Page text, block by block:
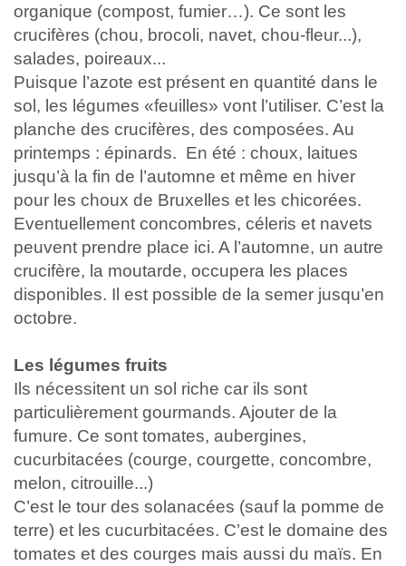
organique (compost, fumier…). Ce sont les
crucifères (chou, brocoli, navet, chou-fleur...),
salades, poireaux...
Puisque l’azote est présent en quantité dans le
sol, les légumes «feuilles» vont l’utiliser. C’est la
planche des crucifères, des composées. Au
printemps : épinards. En été : choux, laitues
jusqu’à la fin de l’automne et même en hiver
pour les choux de Bruxelles et les chicorées.
Eventuellement concombres, céleris et navets
peuvent prendre place ici. A l’automne, un autre
crucifère, la moutarde, occupera les places
disponibles. Il est possible de la semer jusqu’en
octobre.
Les légumes fruits
Ils nécessitent un sol riche car ils sont
particulièrement gourmands. Ajouter de la
fumure. Ce sont tomates, aubergines,
cucurbitacées (courge, courgette, concombre,
melon, citrouille...)
C’est le tour des solanacées (sauf la pomme de
terre) et les cucurbitacées. C’est le domaine des
tomates et des courges mais aussi du maïs. En